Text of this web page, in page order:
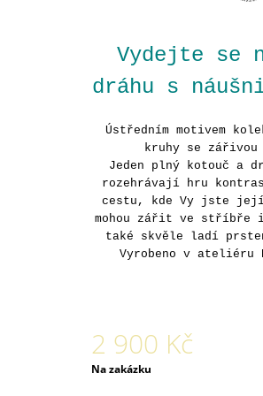
Vydejte se
dráhu s
Ústředním motivem
kruhy se
Jeden plný kotouč a
rozehrávají hru
cestu, kde Vy jste
mohou zářit ve stříbře
také skvěle ladí
Vyrobeno v ateliéru
2 900 Kč
Měrná
Na zakázku